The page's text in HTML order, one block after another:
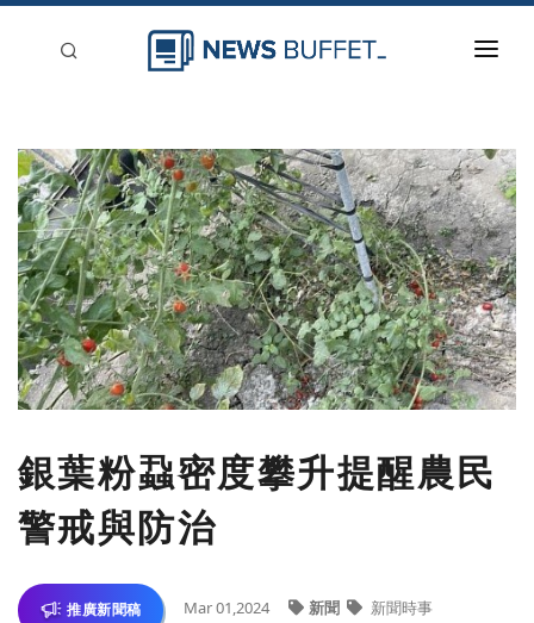
新聞稿分類
登入
刊登
銀葉粉蝨密度攀升提醒農民
警戒與防治
推廣新聞稿 Mar 01,2024 新聞 新聞時事